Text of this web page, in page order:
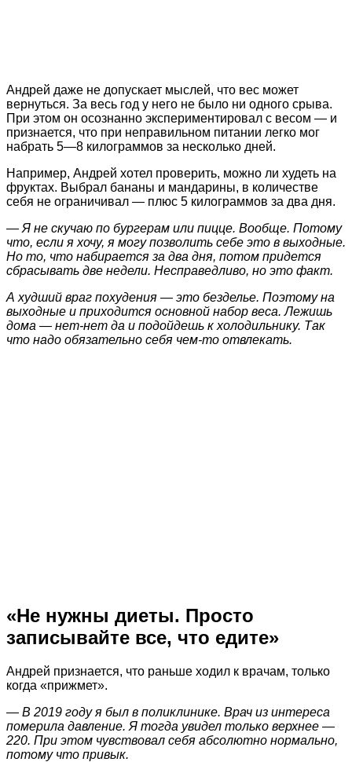
Андрей даже не допускает мыслей, что вес может
вернуться. За весь год у него не было ни одного срыва.
При этом он осознанно экспериментировал с весом — и
признается, что при неправильном питании легко мог
набрать 5—8 килограммов за несколько дней.
Например, Андрей хотел проверить, можно ли худеть на
фруктах. Выбрал бананы и мандарины, в количестве
себя не ограничивал — плюс 5 килограммов за два дня.
— Я не скучаю по бургерам или пицце. Вообще. Потому
что, если я хочу, я могу позволить себе это в выходные.
Но то, что набирается за два дня, потом придется
сбрасывать две недели. Несправедливо, но это факт.
А худший враг похудения — это безделье. Поэтому на
выходные и приходится основной набор веса. Лежишь
дома — нет-нет да и подойдешь к холодильнику. Так
что надо обязательно себя чем-то отвлекать.
«Не нужны диеты. Просто
записывайте все, что едите»
Андрей признается, что раньше ходил к врачам, только
когда «прижмет».
— В 2019 году я был в поликлинике. Врач из интереса
померила давление. Я тогда увидел только верхнее —
220. При этом чувствовал себя абсолютно нормально,
потому что привык.